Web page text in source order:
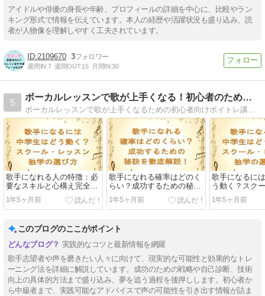
アイドルや俳優の身長や年齢、プロフィールの詳細を中心に、比較やラン
キング形式で情報を伝えています。本人の経歴や活躍状況も盛り込み、読
者が人物像を理解しやすく工夫されています。
2109670 3
週間IN:7 週間OUT:15 月間IN:30
5
ボーカルレッスンで歌が上手くなる！初心者のためのボイトレ講座
ボーカルレッスンで歌が上手くなるための初心者向けボイトレ講座。基本テクニックや練習法を学び、効果的に声を出す方法を習得しましょう。
歌手になれる人の特徴：必
要なスキルと心構え完全ガ
イド
1年5ヶ月前
歌手になれる確率はどのく
らい？成功するための秘訣
を徹底解説！
1年5ヶ月前
歌手になるに
う動く？スク
ン・独学の選
1年5ヶ月前
このブログのここがポイント
実践的なコツと最新情報を網羅
歌手志望者や声を磨きたい人々に向けて、現実的な可能性と効果的なトレ
ーニング法を詳細に解説しています。成功のための戦略や自己診断、技術
向上の具体的方法まで盛り込み、夢を追う過程を後押しします。初心者か
ら中級者まで、実践可能なアドバイスで声の可能性を引き出す情報が詰ま